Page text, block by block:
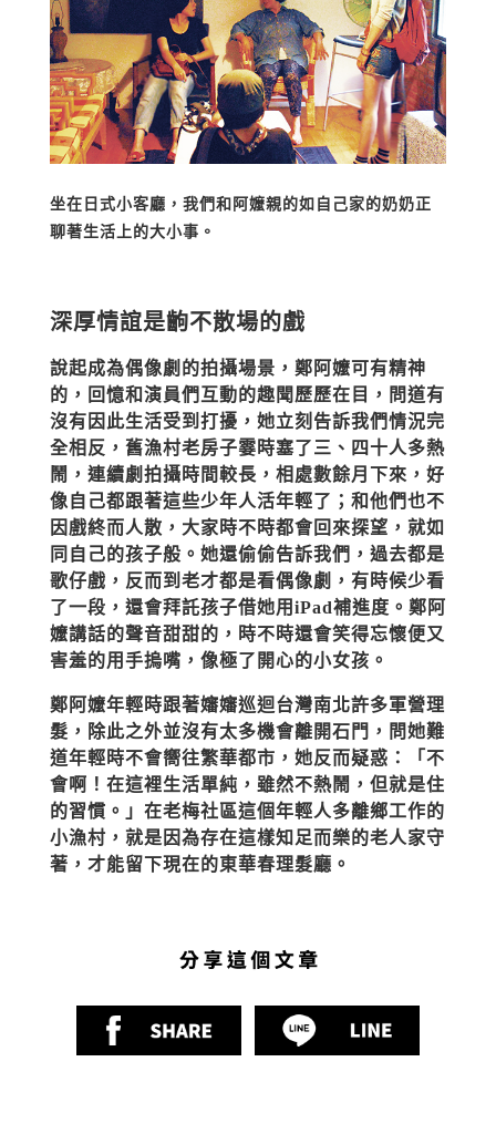
坐在日式小客廳，我們和阿嬤親的如自己家的奶奶正
聊著生活上的大小事。
深厚情誼是齣不散場的戲
說起成為偶像劇的拍攝場景，鄭阿嬤可有精神
的，回憶和演員們互動的趣聞歷歷在目，問道有
沒有因此生活受到打擾，她立刻告訴我們情況完
全相反，舊漁村老房子霎時塞了三、四十人多熱
鬧，連續劇拍攝時間較長，相處數餘月下來，好
像自己都跟著這些少年人活年輕了；和他們也不
因戲終而人散，大家時不時都會回來探望，就如
同自己的孩子般。她還偷偷告訴我們，過去都是
歌仔戲，反而到老才都是看偶像劇，有時候少看
了一段，還會拜託孩子借她用iPad補進度。鄭阿
嬤講話的聲音甜甜的，時不時還會笑得忘懷便又
害羞的用手摀嘴，像極了開心的小女孩。
鄭阿嬤年輕時跟著嬸嬸巡迴台灣南北許多軍營理
髮，除此之外並沒有太多機會離開石門，問她難
道年輕時不會嚮往繁華都市，她反而疑惑：「不
會啊！在這裡生活單純，雖然不熱鬧，但就是住
的習慣。」在老梅社區這個年輕人多離鄉工作的
小漁村，就是因為存在這樣知足而樂的老人家守
著，才能留下現在的東華春理髮廳。